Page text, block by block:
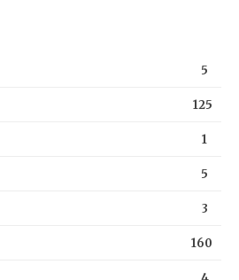
5
125
1
5
3
160